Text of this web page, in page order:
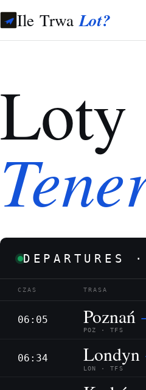
Ile TrwaLot?
Loty
DEPARTURES
CZAS TRASA
06:05 Poznań
POZ · TFS
06:34 Londyn
LON · TFS